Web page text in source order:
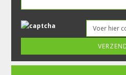
Gelieve dit veld leeg te laten.